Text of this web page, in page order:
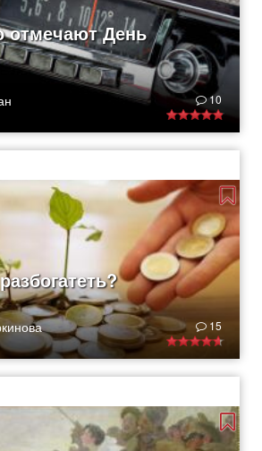
отмечают День
10
15